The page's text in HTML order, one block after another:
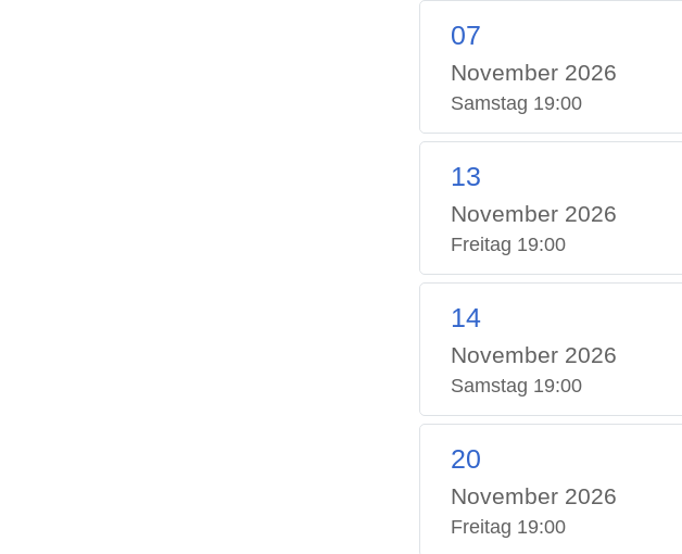
07
November 2026
Samstag 19:00
13
November 2026
Freitag 19:00
14
November 2026
Samstag 19:00
20
November 2026
Freitag 19:00